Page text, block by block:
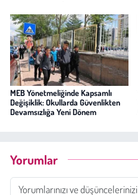
MEB Yönetmeliğinde Kapsamlı
Değişiklik: Okullarda Güvenlikten
Devamsızlığa Yeni Dönem
Yorumlar